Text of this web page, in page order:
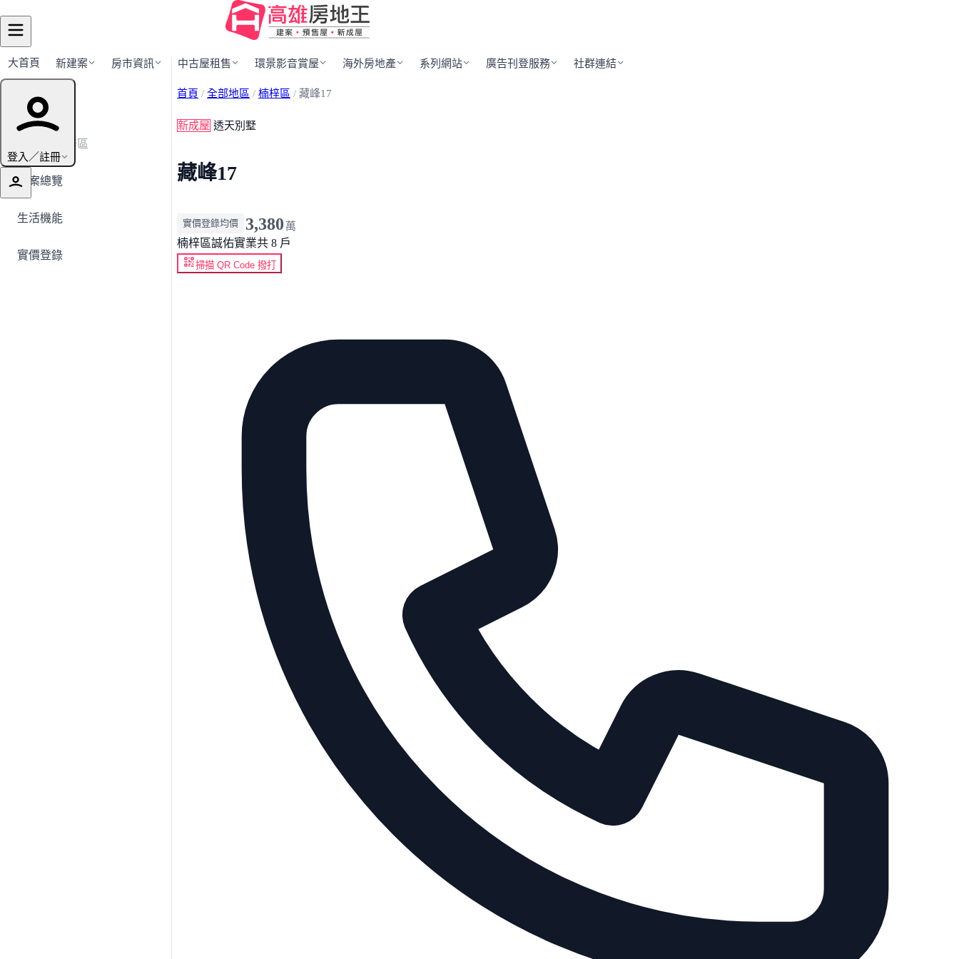
大首頁 新建案 房市資訊 中古屋租售 環景影音賞屋 海外房地產 系列網站 廣告刊登服務 社群連結
登入／註冊
建案導覽
← 返回楠梓區
建案總覽
生活機能
實價登錄
首頁 / 全部地區 / 楠梓區 / 藏峰17
新成屋 透天別墅
藏峰17
實價登錄均價 3,380 萬
楠梓區誠佑實業共 8 戶
掃描 QR Code 撥打